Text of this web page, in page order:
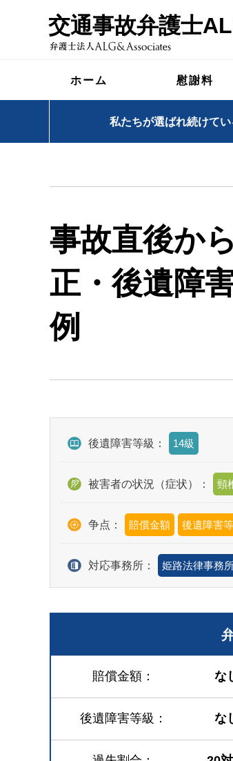
交通事故弁護士
ホーム 慰謝料
私たちが選ばれ続けて
事故直後か
正・後遺障
例
後遺障害等級： 14級
被害者の状況（症状）： 頸
争点： 賠償金額 後遺障害
対応事務所： 姫路法律事務
賠償金額 な
後遺障害等級 な